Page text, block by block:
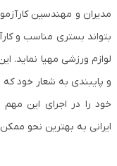
مدیران و مهندسین
بتواند بستری مناسب و
لوازم ورزشی مهیا نماید.
و پایبندی به شعار خود
خود را در اجرای این
ایرانی به بهترین نحو